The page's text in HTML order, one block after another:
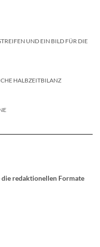
UND EIN BILD FÜR DIE
HALBZEITBILANZ
redaktionellen Formate